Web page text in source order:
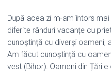
După acea zi m-am întors
diferite rânduri vacanțe cu
cunoștință cu diverși oameni,
Am făcut cunoștință cu
vest (Bihor). Oameni din